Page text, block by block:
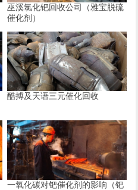
巫溪氯化钯回收公司（雅宝脱硫
催化剂）
酷搏及天语三元催化回收
一氧化碳对钯催化剂的影响（钯